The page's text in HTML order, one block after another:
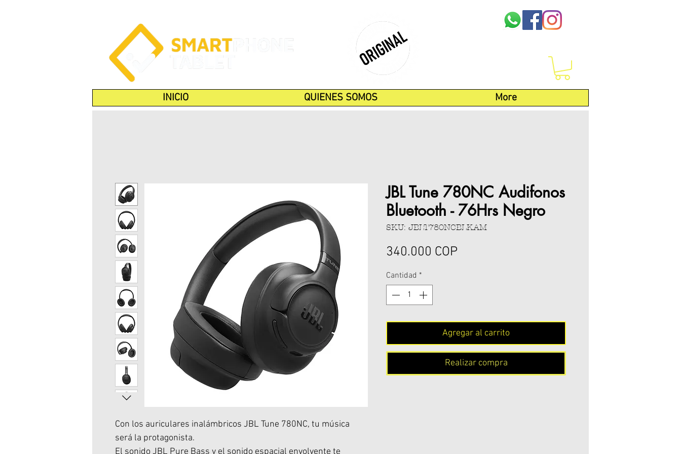
INICIO QUIENES SOMOS More
Con los auriculares inalámbricos JBL Tune 780NC, tu música
será la protagonista.
El sonido JBL Pure Bass y el sonido espacial envolvente te
JBL Tune 780NC Audifonos
Bluetooth - 76Hrs Negro
SKU: JBLT780NCBLKAM
340.000 COP
Cantidad *
Agregar al carrito
Realizar compra